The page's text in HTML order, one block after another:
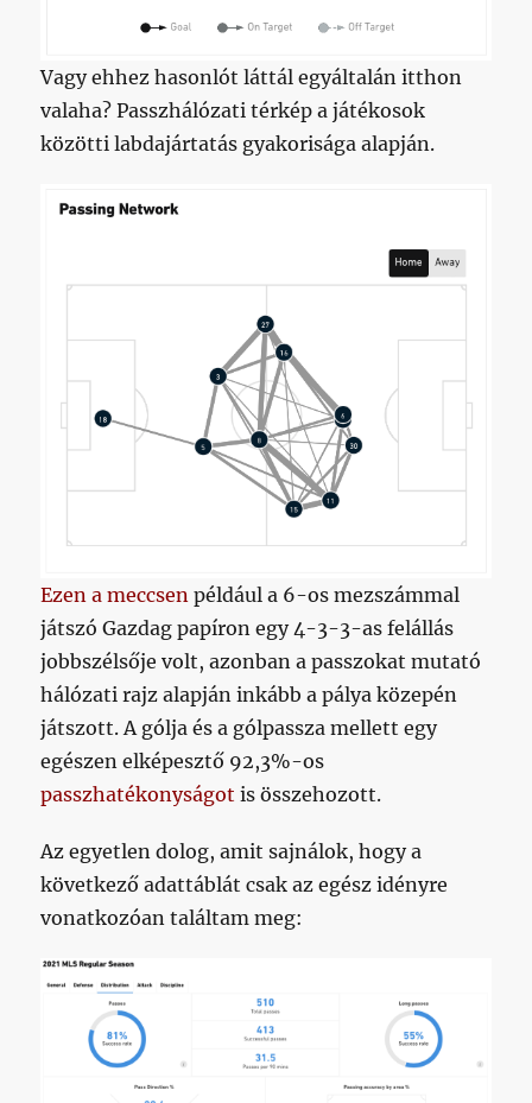
Vagy ehhez hasonlót láttál egyáltalán itthon
valaha? Passzhálózati térkép a játékosok
közötti labdajártatás gyakorisága alapján.
Ezen a meccsen például a 6-os mezszámmal
játszó Gazdag papíron egy 4-3-3-as felállás
jobbszélsője volt, azonban a passzokat mutató
hálózati rajz alapján inkább a pálya közepén
játszott. A gólja és a gólpassza mellett egy
egészen elképesztő 92,3%-os
passzhatékonyságot is összehozott.
Az egyetlen dolog, amit sajnálok, hogy a
következő adattáblát csak az egész idényre
vonatkozóan találtam meg: